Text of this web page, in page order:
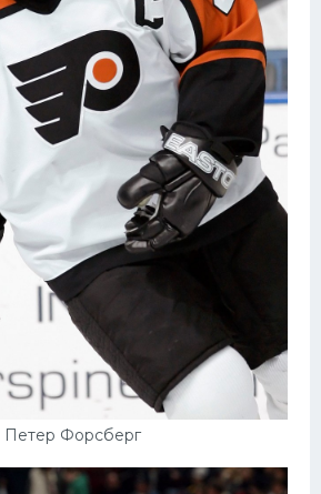
Петер Форсберг